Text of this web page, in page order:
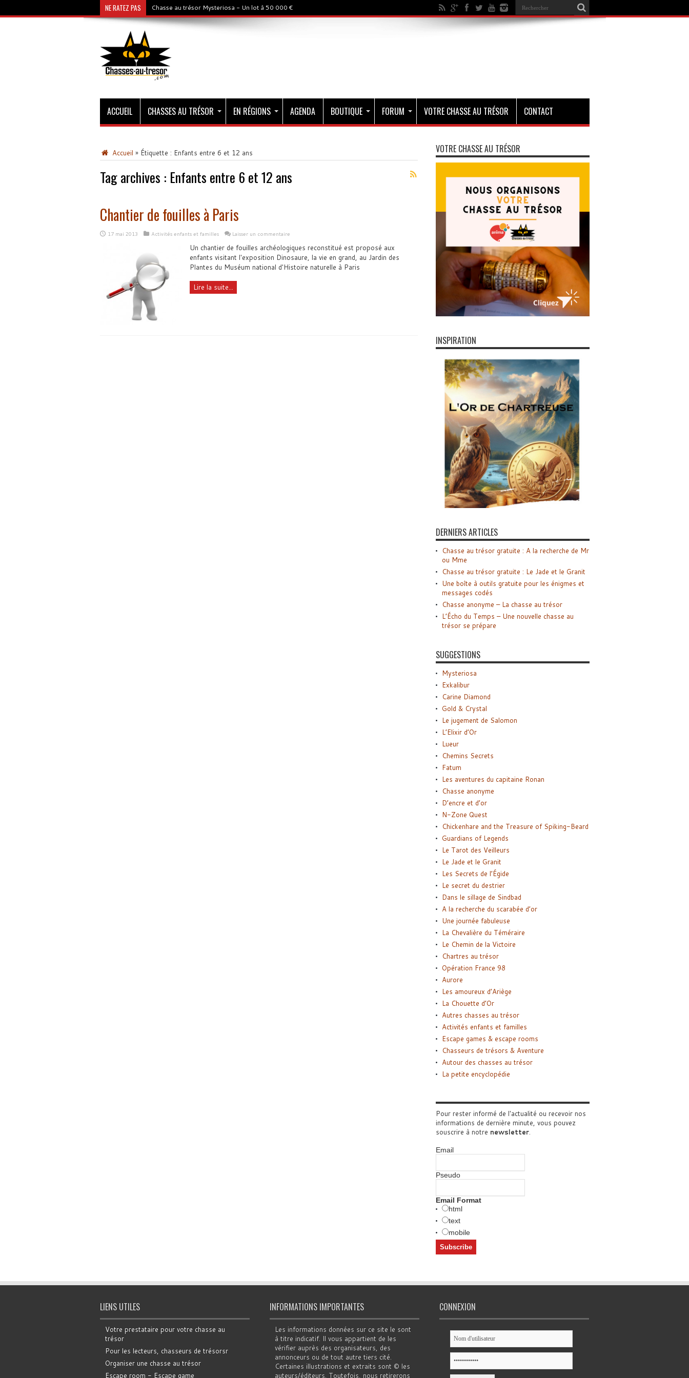
NE RATEZ PAS Chasse au trésor Mysteriosa - Un lot à 50 000 €
ACCUEIL CHASSES AU TRÉSOR EN RÉGIONS AGENDA BOUTIQUE FORUM VOTRE CHASSE AU TRÉSOR CONTACT
Accueil » Étiquette : Enfants entre 6 et 12 ans
Tag archives : Enfants entre 6 et 12 ans
Chantier de fouilles à Paris
17 mai 2013 Activités enfants et familles Laisser un commentaire
Un chantier de fouilles archéologiques reconstitué est proposé aux
enfants visitant l'exposition Dinosaure, la vie en grand, au Jardin des
Plantes du Muséum national d'Histoire naturelle à Paris
Lire la suite...
VOTRE CHASSE AU TRÉSOR
INSPIRATION
DERNIERS ARTICLES
Chasse au trésor gratuite : A la recherche de Mr
ou Mme
Chasse au trésor gratuite : Le Jade et le Granit
Une boîte à outils gratuite pour les énigmes et
messages codés
Chasse anonyme – La chasse au trésor
L’Écho du Temps – Une nouvelle chasse au
trésor se prépare
SUGGESTIONS
Mysteriosa
Exkalibur
Carine Diamond
Gold & Crystal
Le jugement de Salomon
L’Elixir d’Or
Lueur
Chemins Secrets
Fatum
Les aventures du capitaine Ronan
Chasse anonyme
D’encre et d’or
N-Zone Quest
Chickenhare and the Treasure of Spiking-Beard
Guardians of Legends
Le Tarot des Veilleurs
Le Jade et le Granit
Les Secrets de l’Égide
Le secret du destrier
Dans le sillage de Sindbad
A la recherche du scarabée d’or
Une journée fabuleuse
La Chevalière du Téméraire
Le Chemin de la Victoire
Chartres au trésor
Opération France 98
Aurore
Les amoureux d’Ariège
La Chouette d’Or
Autres chasses au trésor
Activités enfants et familles
Escape games & escape rooms
Chasseurs de trésors & Aventure
Autour des chasses au trésor
La petite encyclopédie
Pour rester informé de l'actualité ou recevoir nos
informations de dernière minute, vous pouvez
souscrire à notre newsletter.
Email
Pseudo
Email Format
html
text
mobile
LIENS UTILES
Votre prestataire pour votre chasse au
trésor
Pour les lecteurs, chasseurs de trésorsr
Organiser une chasse au trésor
Escape room - Escape game
INFORMATIONS IMPORTANTES
Les informations données sur ce site le sont
à titre indicatif. Il vous appartient de les
vérifier auprès des organisateurs, des
annonceurs ou de tout autre tiers cité.
Certaines illustrations et extraits sont © les
auteurs/éditeurs. Toutefois, nous retirerons
CONNEXION